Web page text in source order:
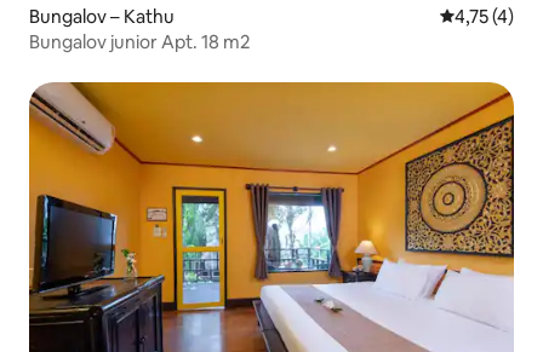
Bungalov – Kathu Prosječna
4,75 (4)
Bungalov junior Apt. 18 m2